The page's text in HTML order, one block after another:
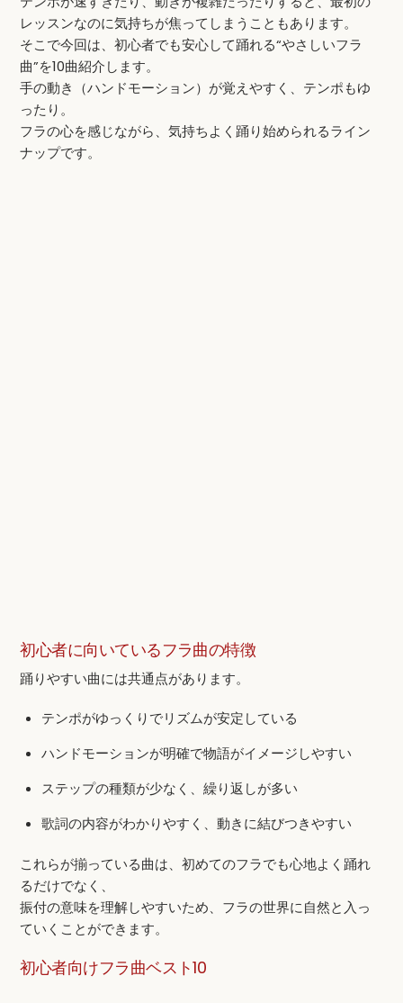
レッスンなのに気持ちが焦ってしまうこともあります。
そこで今回は、初心者でも安心して踊れる“やさしいフラ
曲”を10曲紹介します。
手の動き（ハンドモーション）が覚えやすく、テンポもゆ
ったり。
フラの心を感じながら、気持ちよく踊り始められるライン
ナップです。
初心者に向いているフラ曲の特徴
踊りやすい曲には共通点があります。
テンポがゆっくりでリズムが安定している
ハンドモーションが明確で物語がイメージしやすい
ステップの種類が少なく、繰り返しが多い
歌詞の内容がわかりやすく、動きに結びつきやすい
これらが揃っている曲は、初めてのフラでも心地よく踊れ
るだけでなく、
振付の意味を理解しやすいため、フラの世界に自然と入っ
ていくことができます。
初心者向けフラ曲ベスト10